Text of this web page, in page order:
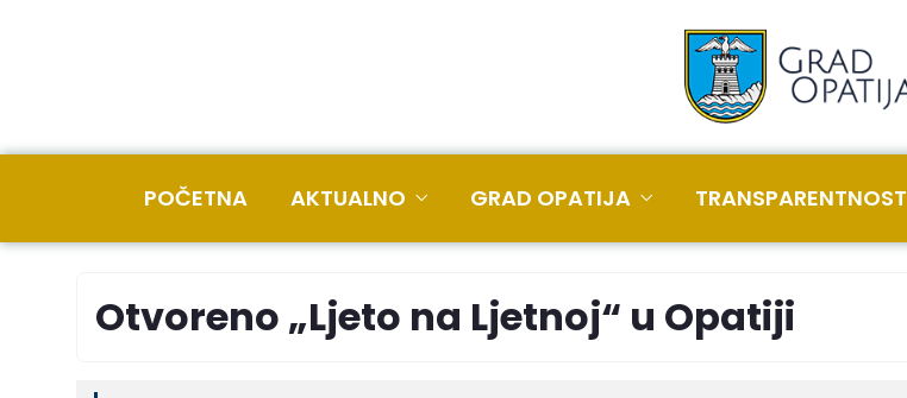
POČETNA AKTUALNO GRAD OPATIJA TRANSPARENTNOST
Otvoreno „Ljeto na Ljetnoj“ u Opatiji